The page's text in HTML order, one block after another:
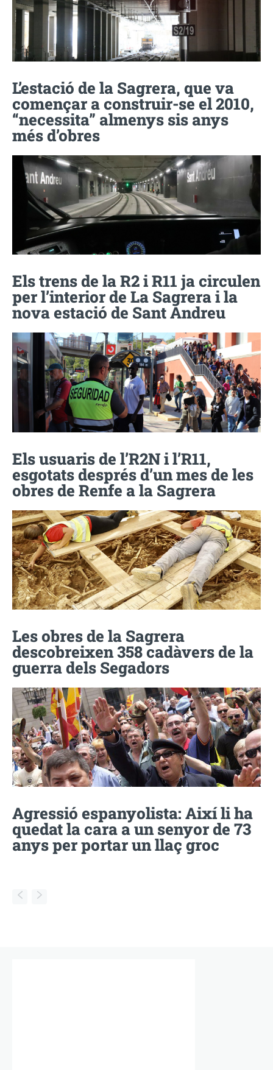
L’estació de la Sagrera, que va
començar a construir-se el 2010,
“necessita” almenys sis anys
més d’obres
Els trens de la R2 i R11 ja circulen
per l’interior de La Sagrera i la
nova estació de Sant Andreu
Els usuaris de l’R2N i l’R11,
esgotats després d’un mes de les
obres de Renfe a la Sagrera
Les obres de la Sagrera
descobreixen 358 cadàvers de la
guerra dels Segadors
Agressió espanyolista: Així li ha
quedat la cara a un senyor de 73
anys per portar un llaç groc